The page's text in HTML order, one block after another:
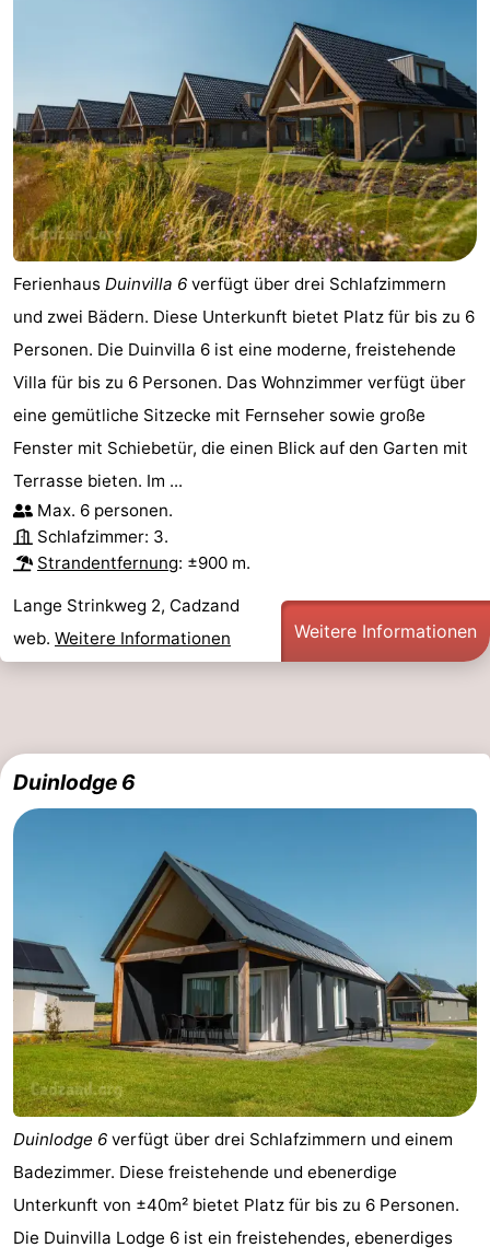
Ferienhaus Duinvilla 6 verfügt über drei Schlafzimmern
und zwei Bädern. Diese Unterkunft bietet Platz für bis zu 6
Personen. Die Duinvilla 6 ist eine moderne, freistehende
Villa für bis zu 6 Personen. Das Wohnzimmer verfügt über
eine gemütliche Sitzecke mit Fernseher sowie große
Fenster mit Schiebetür, die einen Blick auf den Garten mit
Terrasse bieten. Im ...
Max. 6 personen.
Schlafzimmer: 3.
Strandentfernung: ±900 m.
Lange Strinkweg 2, Cadzand
web. Weitere Informationen Weitere Informationen
Duinlodge 6
Duinlodge 6 verfügt über drei Schlafzimmern und einem
Badezimmer. Diese freistehende und ebenerdige
Unterkunft von ±40m² bietet Platz für bis zu 6 Personen.
Die Duinvilla Lodge 6 ist ein freistehendes, ebenerdiges